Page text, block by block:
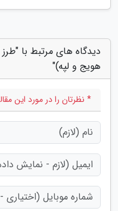
هویج و لپه)"
* نظرتان را در مورد این